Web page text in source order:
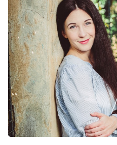
Modrého ducha.